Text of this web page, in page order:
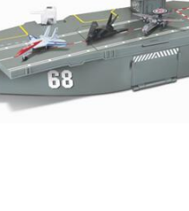
艺，文具，蜡笔，泥胶，画板
芭比，收藏公仔